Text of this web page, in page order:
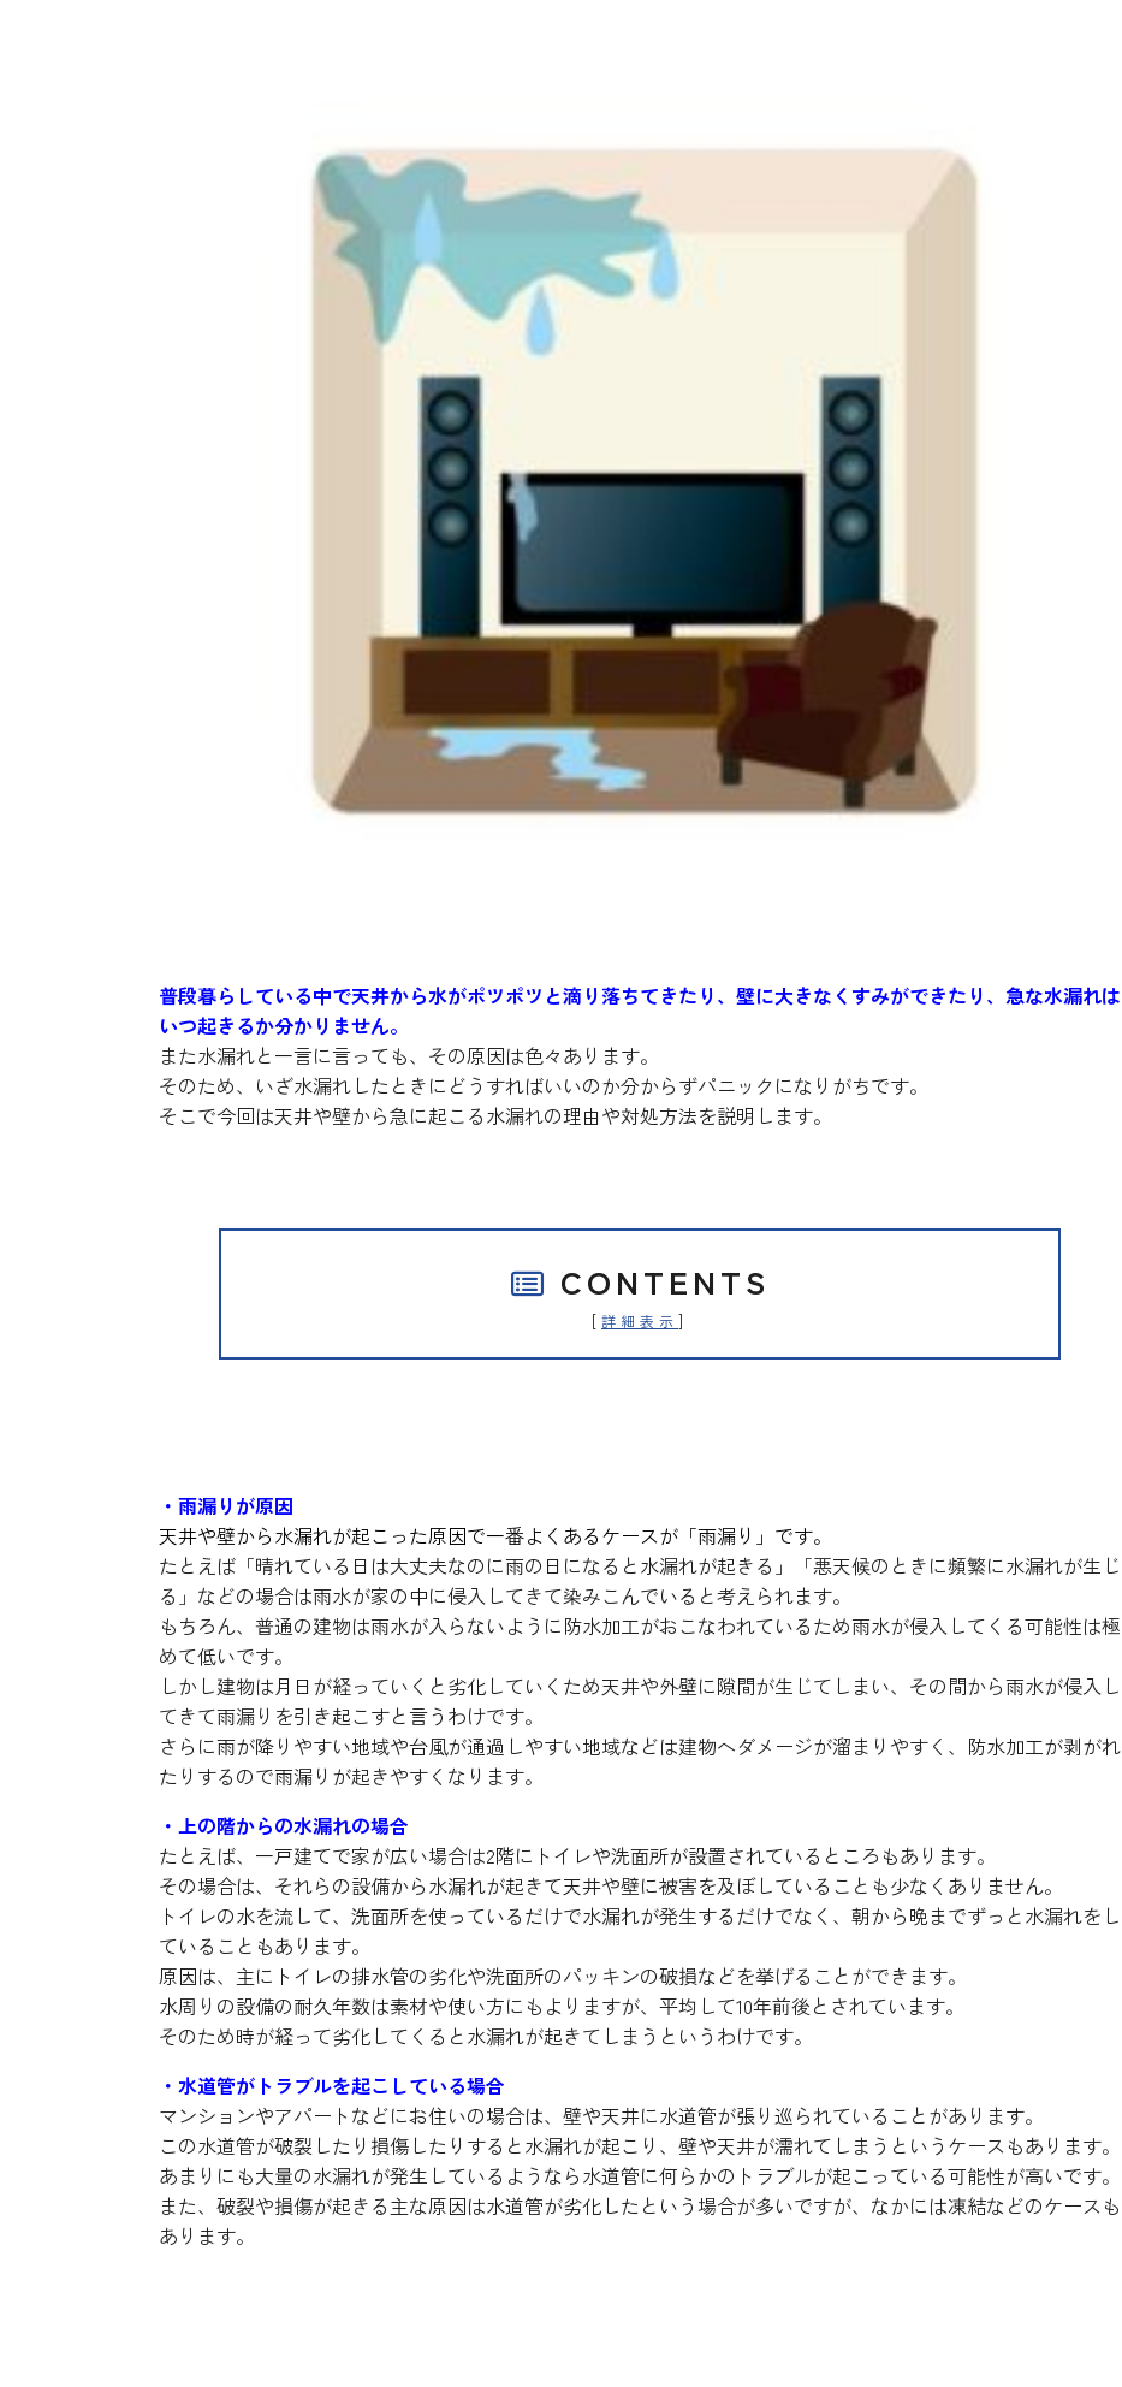
普段暮らしている中で天井から水がポツポツと滴り落ちてきたり、壁に大きなくすみができたり、急な水漏れは
いつ起きるか分かりません。
また水漏れと一言に言っても、その原因は色々あります。
そのため、いざ水漏れしたときにどうすればいいのか分からずパニックになりがちです。
そこで今回は天井や壁から急に起こる水漏れの理由や対処方法を説明します。
CONTENTS
[ 詳細表示 ]
・雨漏りが原因
天井や壁から水漏れが起こった原因で一番よくあるケースが「雨漏り」です。
たとえば「晴れている日は大丈夫なのに雨の日になると水漏れが起きる」「悪天候のときに頻繁に水漏れが生じ
る」などの場合は雨水が家の中に侵入してきて染みこんでいると考えられます。
もちろん、普通の建物は雨水が入らないように防水加工がおこなわれているため雨水が侵入してくる可能性は極
めて低いです。
しかし建物は月日が経っていくと劣化していくため天井や外壁に隙間が生じてしまい、その間から雨水が侵入し
てきて雨漏りを引き起こすと言うわけです。
さらに雨が降りやすい地域や台風が通過しやすい地域などは建物へダメージが溜まりやすく、防水加工が剥がれ
たりするので雨漏りが起きやすくなります。
・上の階からの水漏れの場合
たとえば、一戸建てで家が広い場合は2階にトイレや洗面所が設置されているところもあります。
その場合は、それらの設備から水漏れが起きて天井や壁に被害を及ぼしていることも少なくありません。
トイレの水を流して、洗面所を使っているだけで水漏れが発生するだけでなく、朝から晩までずっと水漏れをし
ていることもあります。
原因は、主にトイレの排水管の劣化や洗面所のパッキンの破損などを挙げることができます。
水周りの設備の耐久年数は素材や使い方にもよりますが、平均して10年前後とされています。
そのため時が経って劣化してくると水漏れが起きてしまうというわけです。
・水道管がトラブルを起こしている場合
マンションやアパートなどにお住いの場合は、壁や天井に水道管が張り巡られていることがあります。
この水道管が破裂したり損傷したりすると水漏れが起こり、壁や天井が濡れてしまうというケースもあります。
あまりにも大量の水漏れが発生しているようなら水道管に何らかのトラブルが起こっている可能性が高いです。
また、破裂や損傷が起きる主な原因は水道管が劣化したという場合が多いですが、なかには凍結などのケースも
あります。